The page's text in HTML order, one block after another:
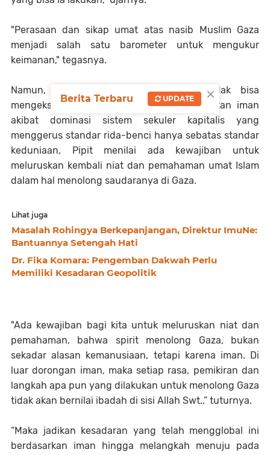
"Perasaan dan sikap umat atas nasib Muslim Gaza
menjadi salah satu barometer untuk mengukur
keimanan," tegasnya.
Namun, karena hari ini umat Islam tidak bisa
mengekspresikan cinta hakiki sesuai tuntutan iman
akibat dominasi sistem sekuler kapitalis yang
menggerus standar rida-benci hanya sebatas standar
keduniaan, Pipit menilai ada kewajiban untuk
meluruskan kembali niat dan pemahaman umat Islam
dalam hal menolong saudaranya di Gaza.
Lihat juga
Masalah Rohingya Berkepanjangan, Direktur ImuNe:
Bantuannya Setengah Hati
Dr. Fika Komara: Pengemban Dakwah Perlu
Memiliki Kesadaran Geopolitik
"Ada kewajiban bagi kita untuk meluruskan niat dan
pemahaman, bahwa spirit menolong Gaza, bukan
sekadar alasan kemanusiaan, tetapi karena iman. Di
luar dorongan iman, maka setiap rasa, pemikiran dan
langkah apa pun yang dilakukan untuk menolong Gaza
tidak akan bernilai ibadah di sisi Allah Swt.,” tuturnya.
“Maka jadikan kesadaran yang telah mengglobal ini
berdasarkan iman hingga melangkah menuju pada
×
Berita Terbaru UPDATE